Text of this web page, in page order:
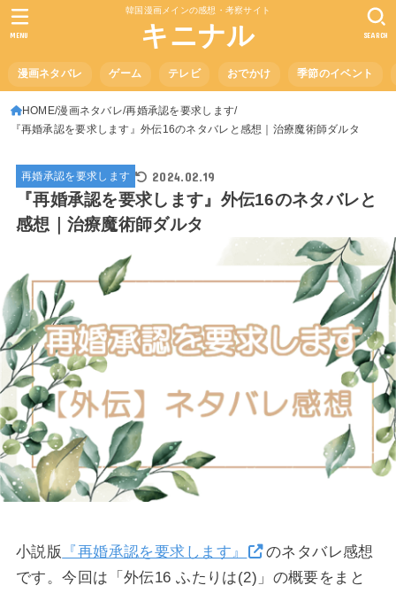
韓国漫画メインの感想・考察サイト
キニナル
漫画ネタバレ ゲーム テレビ おでかけ 季節のイベント
SEARCH
MENU
HOME 漫画ネタバレ 再婚承認を要求します
『再婚承認を要求します』外伝16のネタバレと感想｜治療魔術師ダルタ
再婚承認を要求します 2024.02.19
『再婚承認を要求します』外伝16のネタバレと
感想｜治療魔術師ダルタ
小説版 『再婚承認を要求します』
のネタバレ感想
です。今回は「外伝16 ふたりは(2)」の概要をまと